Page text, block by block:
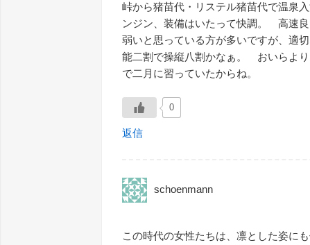
峠から猪苗代・リステル猪苗代で温泉
ンジン、装備はいたって快調。 高速
弱いと思っている方が多いですが、適
能二割で操縦八割かなぁ。 おいらよ
で二月に習っていたからね。
0
返信
schoenmann
この時代の女性たちは、凛とした姿に